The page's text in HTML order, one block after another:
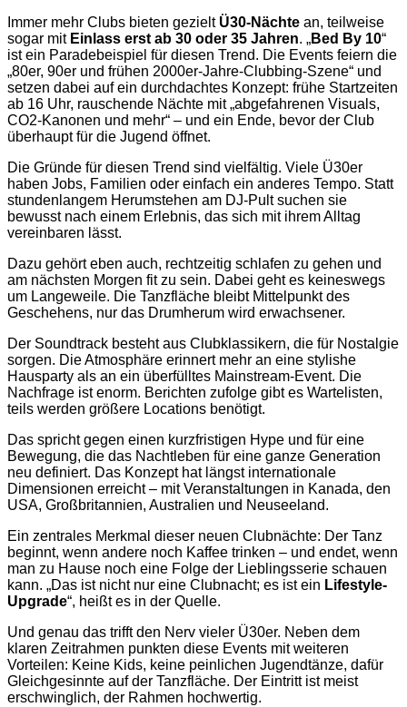
Immer mehr Clubs bieten gezielt Ü30-Nächte an, teilweise
sogar mit Einlass erst ab 30 oder 35 Jahren. „Bed By 10“
ist ein Paradebeispiel für diesen Trend. Die Events feiern die
„80er, 90er und frühen 2000er-Jahre-Clubbing-Szene“ und
setzen dabei auf ein durchdachtes Konzept: frühe Startzeiten
ab 16 Uhr, rauschende Nächte mit „abgefahrenen Visuals,
CO2-Kanonen und mehr“ – und ein Ende, bevor der Club
überhaupt für die Jugend öffnet.
Die Gründe für diesen Trend sind vielfältig. Viele Ü30er
haben Jobs, Familien oder einfach ein anderes Tempo. Statt
stundenlangem Herumstehen am DJ-Pult suchen sie
bewusst nach einem Erlebnis, das sich mit ihrem Alltag
vereinbaren lässt.
Dazu gehört eben auch, rechtzeitig schlafen zu gehen und
am nächsten Morgen fit zu sein. Dabei geht es keineswegs
um Langeweile. Die Tanzfläche bleibt Mittelpunkt des
Geschehens, nur das Drumherum wird erwachsener.
Der Soundtrack besteht aus Clubklassikern, die für Nostalgie
sorgen. Die Atmosphäre erinnert mehr an eine stylishe
Hausparty als an ein überfülltes Mainstream-Event. Die
Nachfrage ist enorm. Berichten zufolge gibt es Wartelisten,
teils werden größere Locations benötigt.
Das spricht gegen einen kurzfristigen Hype und für eine
Bewegung, die das Nachtleben für eine ganze Generation
neu definiert. Das Konzept hat längst internationale
Dimensionen erreicht – mit Veranstaltungen in Kanada, den
USA, Großbritannien, Australien und Neuseeland.
Ein zentrales Merkmal dieser neuen Clubnächte: Der Tanz
beginnt, wenn andere noch Kaffee trinken – und endet, wenn
man zu Hause noch eine Folge der Lieblingsserie schauen
kann. „Das ist nicht nur eine Clubnacht; es ist ein Lifestyle-
Upgrade“, heißt es in der Quelle.
Und genau das trifft den Nerv vieler Ü30er. Neben dem
klaren Zeitrahmen punkten diese Events mit weiteren
Vorteilen: Keine Kids, keine peinlichen Jugendtänze, dafür
Gleichgesinnte auf der Tanzfläche. Der Eintritt ist meist
erschwinglich, der Rahmen hochwertig.